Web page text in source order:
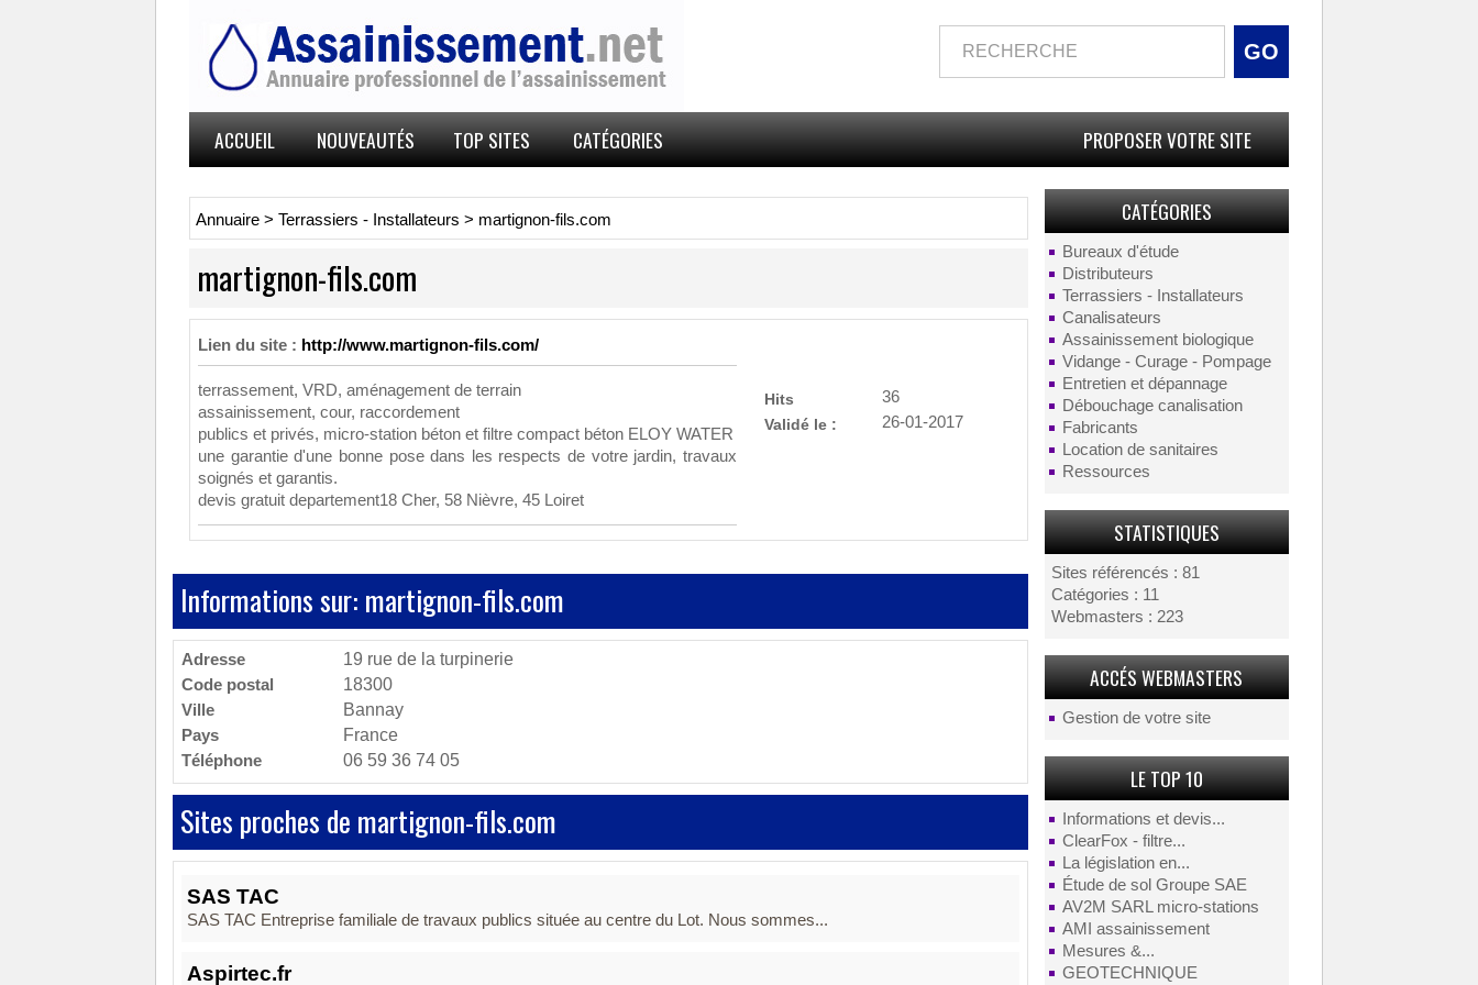
ACCUEIL NOUVEAUTÉS TOP SITES CATÉGORIES PROPOSER VOTRE SITE
CATÉGORIES
Bureaux d'étude
Distributeurs
Terrassiers - Installateurs
Canalisateurs
Assainissement biologique
Vidange - Curage - Pompage
Entretien et dépannage
Débouchage canalisation
Fabricants
Location de sanitaires
Ressources
STATISTIQUES
Sites référencés : 81
Catégories : 11
Webmasters : 223
ACCÉS WEBMASTERS
Gestion de votre site
LE TOP 10
Informations et devis...
ClearFox - filtre...
La législation en...
Étude de sol Groupe SAE
AV2M SARL micro-stations
AMI assainissement
Mesures &...
GEOTECHNIQUE
Annuaire > Terrassiers - Installateurs > martignon-fils.com
martignon-fils.com
Lien du site : http://www.martignon-fils.com/
terrassement, VRD, aménagement de terrain
assainissement, cour, raccordement
publics et privés, micro-station béton et filtre compact béton ELOY WATER
une garantie d'une bonne pose dans les respects de votre jardin, travaux
soignés et garantis.
devis gratuit departement18 Cher, 58 Nièvre, 45 Loiret
Hits
36
Validé le :
26-01-2017
Informations sur: martignon-fils.com
Adresse
19 rue de la turpinerie
Code postal
18300
Ville
Bannay
Pays
France
Téléphone
06 59 36 74 05
Sites proches de martignon-fils.com
SAS TAC
SAS TAC Entreprise familiale de travaux publics située au centre du Lot. Nous sommes...
Aspirtec.fr